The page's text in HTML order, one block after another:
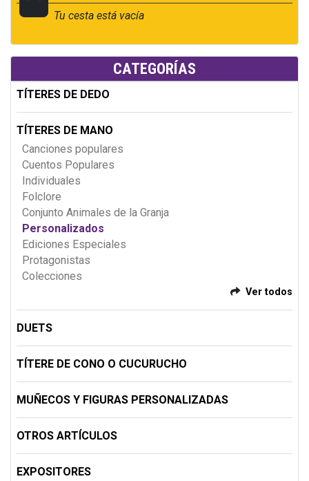
Tu cesta está vacía
CATEGORÍAS
TÍTERES DE DEDO
TÍTERES DE MANO
Canciones populares
Cuentos Populares
Individuales
Folclore
Conjunto Animales de la Granja
Personalizados
Ediciones Especiales
Protagonistas
Colecciones
Ver todos
DUETS
TÍTERE DE CONO O CUCURUCHO
MUÑECOS Y FIGURAS PERSONALIZADAS
OTROS ARTÍCULOS
EXPOSITORES